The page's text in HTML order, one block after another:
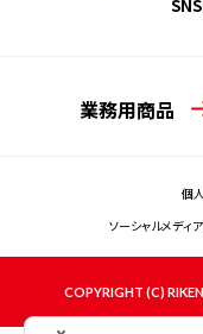
業務用商品
個
ソーシャルメディ
COPYRIGHT (C)